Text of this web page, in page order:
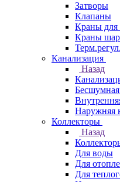
Затворы
Клапаны
Краны для
Краны
Канализация
Назад
Наружняя
Коллекторы
Назад
Для воды
Для
Для